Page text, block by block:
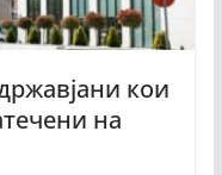
кои
на